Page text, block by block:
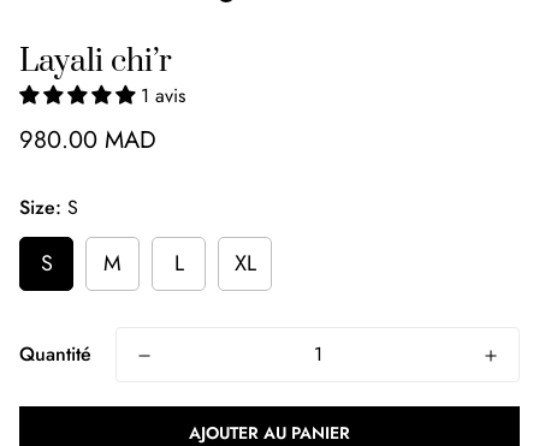
Layali chi’r
1 avis
980.00 MAD
Size: S
S M L XL
Quantité
AJOUTER AU PANIER